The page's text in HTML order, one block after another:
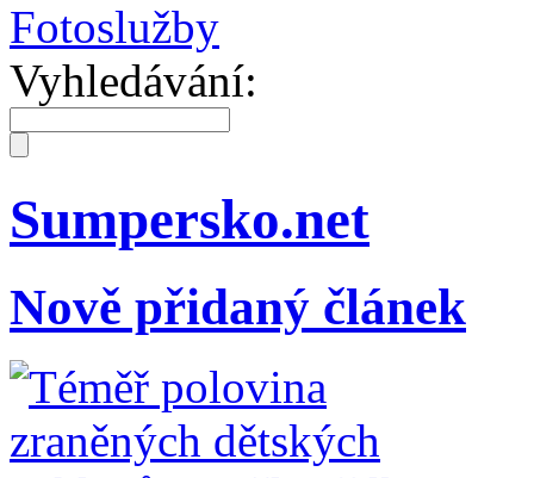
Fotoslužby
Vyhledávání:
Sumpersko.net
Nově přidaný článek